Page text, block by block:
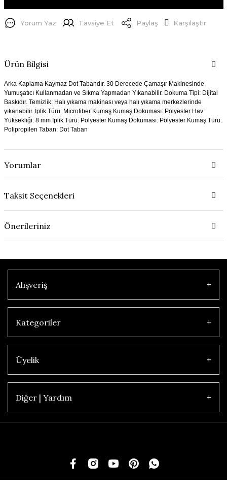
Yorum Yaz Tavsiye Et Paylaş Karşılaştır
Ürün Bilgisi
Arka Kaplama Kaymaz Dot Tabandır. 30 Derecede Çamaşır Makinesinde
Yumuşatıcı Kullanmadan ve Sıkma Yapmadan Yıkanabilir. Dokuma Tipi: Dijital
Baskıdır. Temizlik: Halı yıkama makinası veya halı yıkama merkezlerinde
yıkanabilir. İplik Türü: Microfiber Kumaş Kumaş Dokuması: Polyester Hav
Yüksekliği: 8 mm İplik Türü: Polyester Kumaş Dokuması: Polyester Kumaş Türü:
Polipropilen Taban: Dot Taban
Yorumlar
Taksit Seçenekleri
Önerileriniz
Alışveriş
Kategoriler
Üyelik
Diğer | Yardım